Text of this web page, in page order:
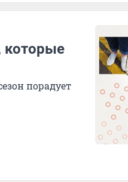
которые
порадует